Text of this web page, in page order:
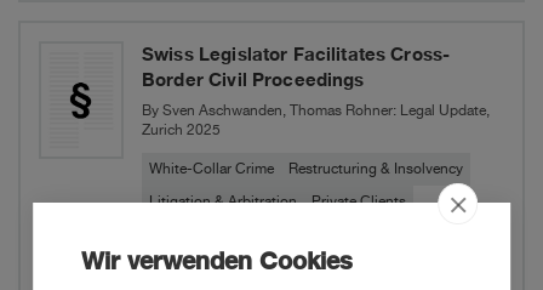
Swiss Legislator Facilitates Cross-
Border Civil Proceedings
By Sven Aschwanden, Thomas Rohner: Legal Update,
Zurich 2025
White-Collar Crime Restructuring & Insolvency
Litigation & Arbitration Private Clients
Website
Wir verwenden Cookies